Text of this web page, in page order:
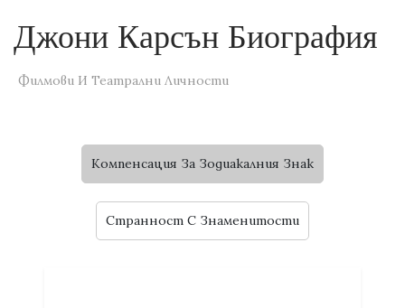
Джони Карсън Биография
Филмови И Театрални Личности
Компенсация За Зодиакалния Знак
Странност C Знаменитости